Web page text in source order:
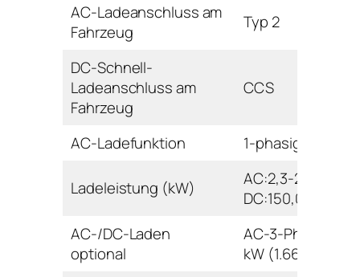
AC-Ladeanschluss am
Fahrzeug
Typ 2
DC-Schnell-
Ladeanschluss am
Fahrzeug
CCS
AC-Ladefunktion 1-phasig,3-
Ladeleistung (kW)
AC:2,3-22,0
DC:150,0
AC-/DC-Laden
optional
AC-3-Phasig 22
kW (1.665 Euro)